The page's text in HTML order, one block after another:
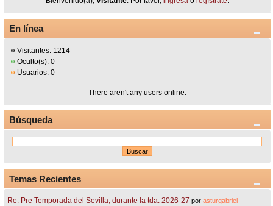
En línea
Visitantes: 1214
Oculto(s): 0
Usuarios: 0
There aren't any users online.
Búsqueda
Temas Recientes
Re: Pre Temporada del Sevilla, durante la tda. 2026-27 porasturgabriel